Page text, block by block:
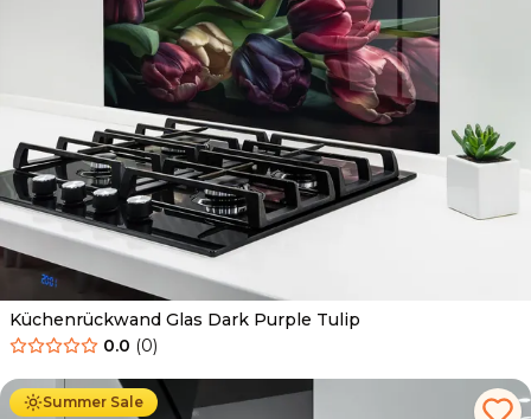
Küchenrückwand Glas Dark Purple Tulip
0.0 (0)
Summer Sale
Ab 69.90 € 34.90